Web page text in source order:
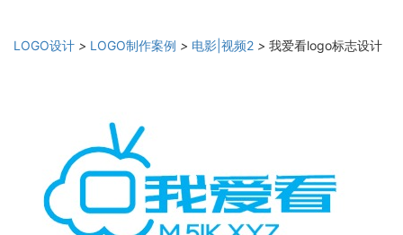
LOGO设计 > LOGO制作案例 > 电影|视频2 > 我爱看logo标志设计